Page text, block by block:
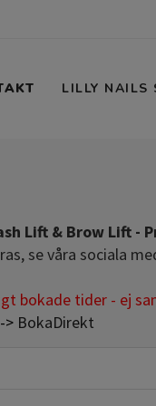
LILLY NAILS
Lift & Brow Lift -
se våra sociala
bokade tider - ej
> BokaDirekt